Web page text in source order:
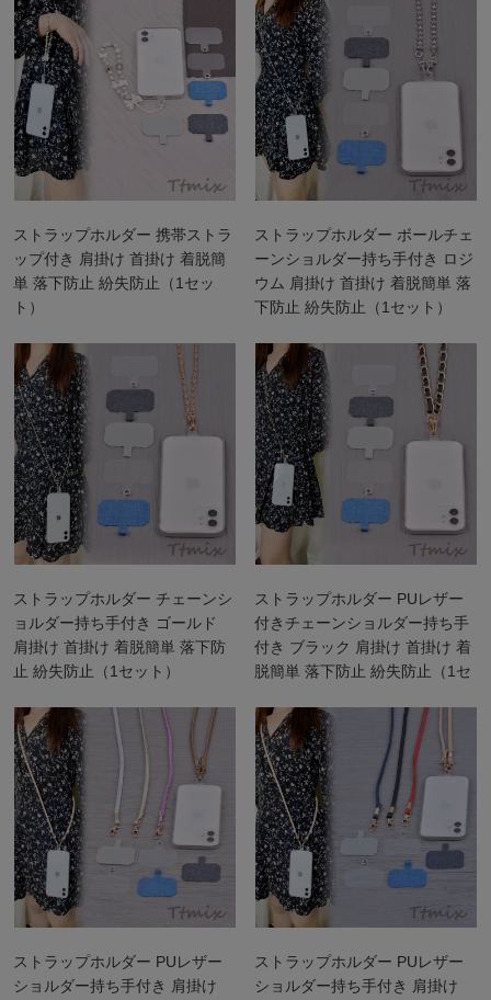
ストラップホルダー 携帯ストラ
ップ付き 肩掛け 首掛け 着脱簡
単 落下防止 紛失防止（1セッ
ト）
ストラップホルダー ボールチェ
ーンショルダー持ち手付き ロジ
ウム 肩掛け 首掛け 着脱簡単 落
下防止 紛失防止（1セット）
ストラップホルダー チェーンシ
ョルダー持ち手付き ゴールド
肩掛け 首掛け 着脱簡単 落下防
止 紛失防止（1セット）
ストラップホルダー PUレザー
付きチェーンショルダー持ち手
付き ブラック 肩掛け 首掛け 着
脱簡単 落下防止 紛失防止（1セ
ストラップホルダー PUレザー
ショルダー持ち手付き 肩掛け
ストラップホルダー PUレザー
ショルダー持ち手付き 肩掛け